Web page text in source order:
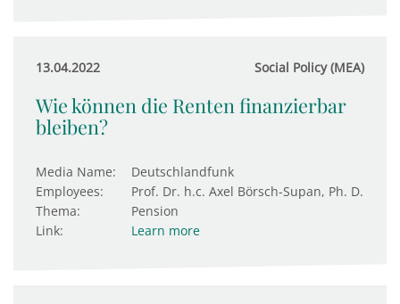
13.04.2022 Social Policy (MEA)
Wie können die Renten finanzierbar
bleiben?
Media Name:
Deutschlandfunk
Employees:
Prof. Dr. h.c. Axel Börsch-Supan, Ph. D.
Thema:
Pension
Link:
Learn more